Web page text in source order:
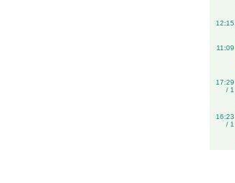
12:15
11:09
17:29
/ 1
16:23
/ 1